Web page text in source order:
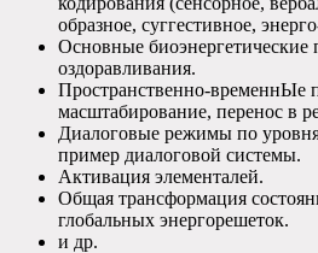
образное, суггестивное,
Основные
оздоравливания.
Пространственно-временнЫе
масштабирование, перенос в
Диалоговые режимы по
пример диалоговой системы.
Активация элементалей.
Общая трансформация
глобальных энергорешеток.
и др.